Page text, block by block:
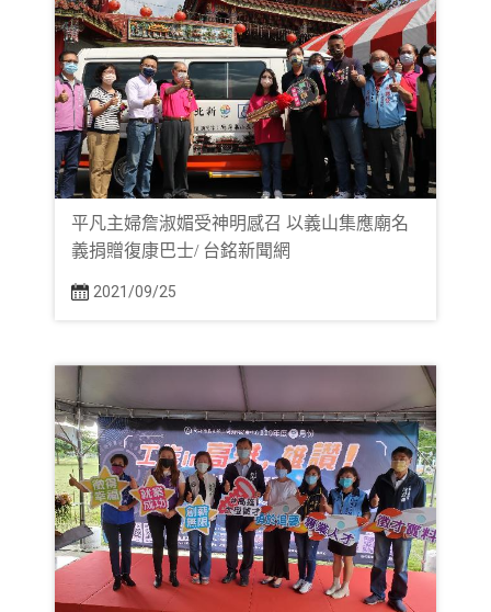
平凡主婦詹淑媚受神明感召 以義山集應廟名
義捐贈復康巴士/ 台銘新聞網
2021/09/25